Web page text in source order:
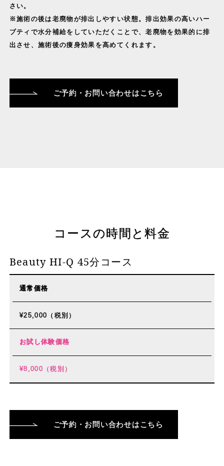
さい。
※施術の後は老廃物が排出しやすい状態。排出効果の高いハー
ブティで水分補給をしていただくことで、老廃物を効果的に排
出させ、施術後の痩身効果を高めてくれます。
ご予約・お問い合わせはこちら
コースの時間と料金
Beauty HI-Q 45分コース
通常価格
¥25,000（税別）
お試し体験価格
¥8,000（税別）
ご予約・お問い合わせはこちら